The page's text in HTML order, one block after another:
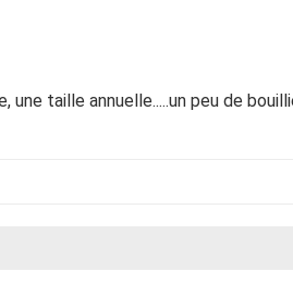
une taille annuelle.....un peu de